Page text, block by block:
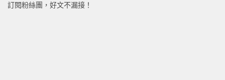
訂閱粉絲團，好文不漏接！